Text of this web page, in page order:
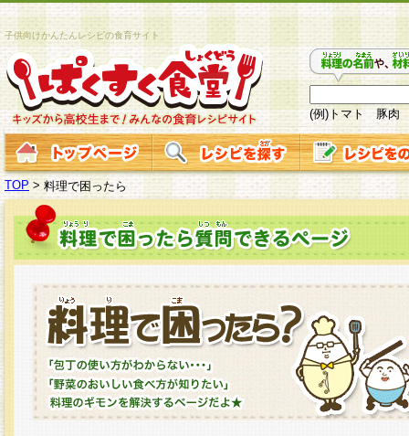
子供向けかんたんレシピの食育サイト
(例)トマト 豚肉
TOP >料理で困ったら